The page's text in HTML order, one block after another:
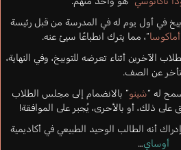
في أول يوم له في المدرسة من قبل رئيسة
“، مما يترك انطباعًا سيئ عنه.
الآخرين أثناء تعرضه للتوبيخ، وفي النهاية،
عن الصف.
له “شينو” بالانضمام إلى مجلس الطلاب
على ذلك، أو بالأحرى، يُجبر على الموافقة!
أنه الطالب الوحيد الطبيعي في أكاديمية
أوساي…